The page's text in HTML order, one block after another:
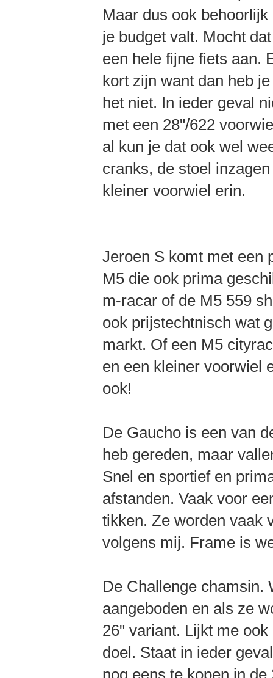
Maar dus ook
je budget valt. Mocht
een hele fijne fiets aan.
kort zijn want dan heb
het niet. In ieder geval
met een 28"/622
al kun je dat ook wel
cranks, de stoel
kleiner voorwiel erin.
Jeroen S komt met een
M5 die ook prima
m-racar of de M5 559
ook prijstechtnisch wat
markt. Of een M5
en een kleiner voorwiel
ook!
De Gaucho is een van
heb gereden, maar
Snel en sportief en
afstanden. Vaak voor
tikken. Ze worden vaak
volgens mij. Frame is
De Challenge chamsin.
aangeboden en als ze
26" variant. Lijkt me
doel. Staat in ieder
nog eens te kopen in de